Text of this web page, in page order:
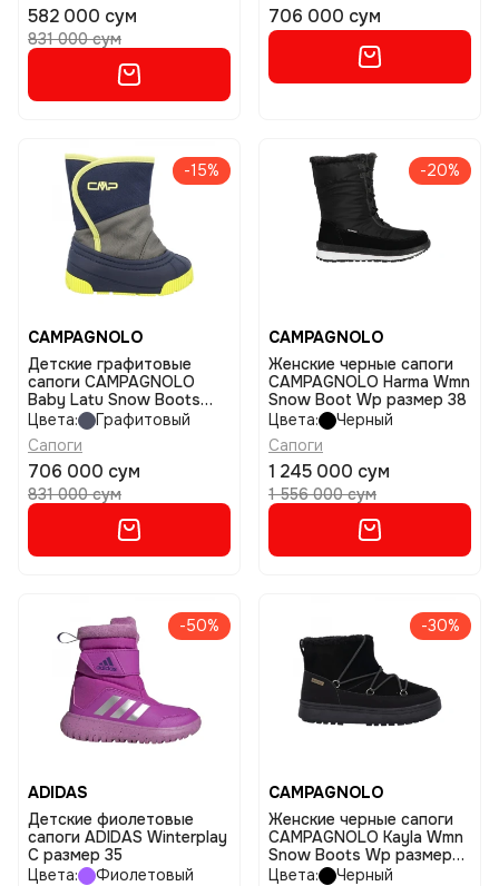
582 000 сум
831 000 сум
706 000 сум
-15%
CAMPAGNOLO
Детские графитовые
сапоги CAMPAGNOLO
Baby Latu Snow Boots
размер 20/21
Цвета:
Графитовый
Сапоги
706 000 сум
831 000 сум
-20%
CAMPAGNOLO
Женские черные сапоги
CAMPAGNOLO Harma Wmn
Snow Boot Wp размер 38
Цвета:
Черный
Сапоги
1 245 000 сум
1 556 000 сум
-50%
ADIDAS
Детские фиолетовые
сапоги ADIDAS Winterplay
C размер 35
Цвета:
Фиолетовый
-30%
CAMPAGNOLO
Женские черные сапоги
CAMPAGNOLO Kayla Wmn
Snow Boots Wp размер
37
Цвета:
Черный